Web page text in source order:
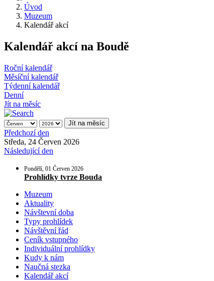
Úvod
Muzeum
Kalendář akcí
Kalendář akcí na Boudě
Roční kalendář
Měsíční kalendář
Týdenní kalendář
Denní
Jít na měsíc
Jít na měsíc
Předchozí den
Středa, 24 Červen 2026
Následující den
Pondělí, 01 Červen 2026
Prohlídky tvrze Bouda
Muzeum
Aktuality
Návštevní doba
Typy prohlídek
Návštěvní řád
Ceník vstupného
Individuální prohlídky
Kudy k nám
Naučná stezka
Kalendář akcí